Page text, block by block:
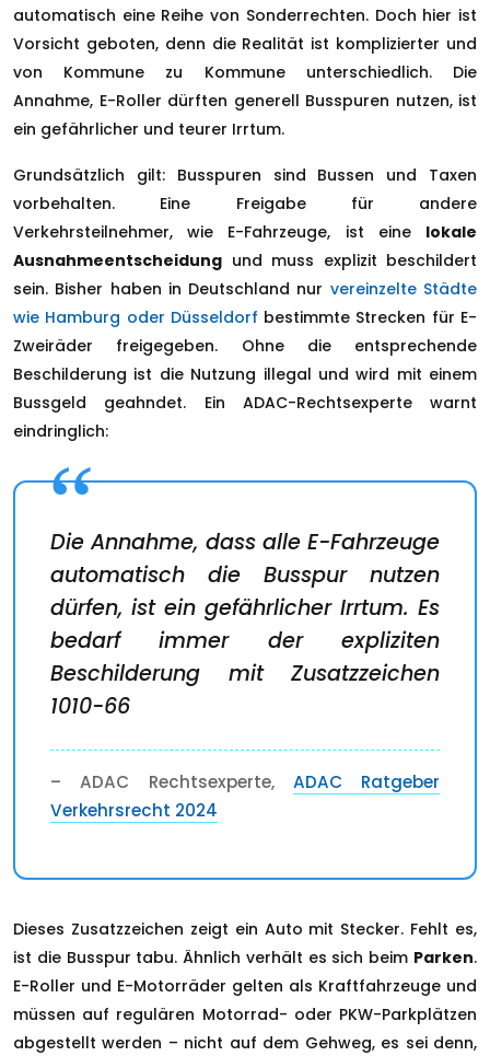
automatisch eine Reihe von Sonderrechten. Doch hier ist
Vorsicht geboten, denn die Realität ist komplizierter und
von Kommune zu Kommune unterschiedlich. Die
Annahme, E-Roller dürften generell Busspuren nutzen, ist
ein gefährlicher und teurer Irrtum.
Grundsätzlich gilt: Busspuren sind Bussen und Taxen
vorbehalten. Eine Freigabe für andere
Verkehrsteilnehmer, wie E-Fahrzeuge, ist eine lokale
Ausnahmeentscheidung und muss explizit beschildert
sein. Bisher haben in Deutschland nur vereinzelte Städte
wie Hamburg oder Düsseldorf bestimmte Strecken für E-
Zweiräder freigegeben. Ohne die entsprechende
Beschilderung ist die Nutzung illegal und wird mit einem
Bussgeld geahndet. Ein ADAC-Rechtsexperte warnt
eindringlich:
Die Annahme, dass alle E-Fahrzeuge
automatisch die Busspur nutzen
dürfen, ist ein gefährlicher Irrtum. Es
bedarf immer der expliziten
Beschilderung mit Zusatzzeichen
1010-66
– ADAC Rechtsexperte, ADAC Ratgeber
Verkehrsrecht 2024
Dieses Zusatzzeichen zeigt ein Auto mit Stecker. Fehlt es,
ist die Busspur tabu. Ähnlich verhält es sich beim Parken.
E-Roller und E-Motorräder gelten als Kraftfahrzeuge und
müssen auf regulären Motorrad- oder PKW-Parkplätzen
abgestellt werden – nicht auf dem Gehweg, es sei denn,